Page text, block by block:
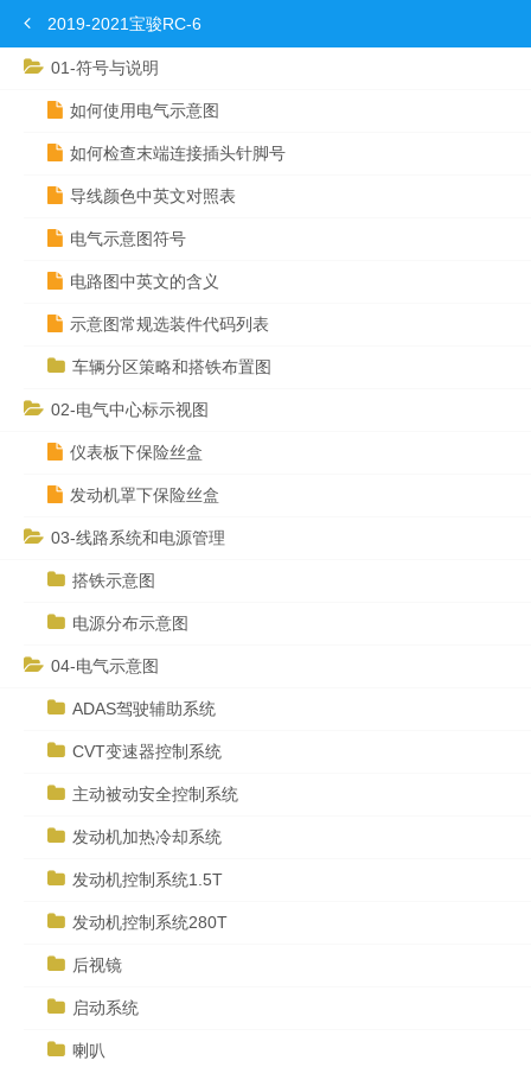
2019-2021宝骏RC-6
01-符号与说明
如何使用电气示意图
如何检查末端连接插头针脚号
导线颜色中英文对照表
电气示意图符号
电路图中英文的含义
示意图常规选装件代码列表
车辆分区策略和搭铁布置图
02-电气中心标示视图
仪表板下保险丝盒
发动机罩下保险丝盒
03-线路系统和电源管理
搭铁示意图
电源分布示意图
04-电气示意图
ADAS驾驶辅助系统
CVT变速器控制系统
主动被动安全控制系统
发动机加热冷却系统
发动机控制系统1.5T
发动机控制系统280T
后视镜
启动系统
喇叭